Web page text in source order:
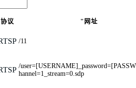
协议 "网址
/11
/
hannel=1_stream=0.sdp